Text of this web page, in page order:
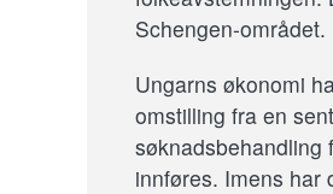
Schengen-området.
Ungarns økonomi
omstilling fra en
søknadsbehandling
innføres. Imens har